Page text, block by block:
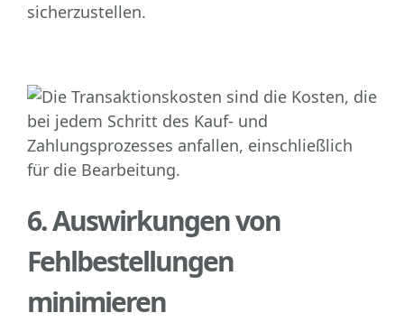
sicherzustellen.
6. Auswirkungen von
Fehlbestellungen
minimieren